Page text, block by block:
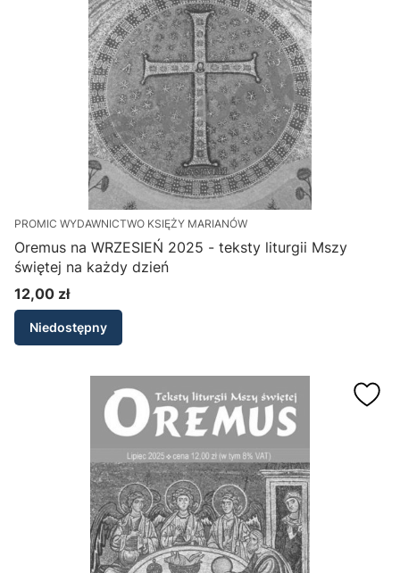
PROMIC WYDAWNICTWO KSIĘŻY MARIANÓW
Oremus na WRZESIEŃ 2025 - teksty liturgii Mszy
świętej na każdy dzień
Cena
12,00 zł
Niedostępny